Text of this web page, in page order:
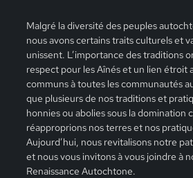
Malgré la diversité des peuples
nous avons certains traits culturels et
unissent. L’importance des traditions
respect pour les Aînés et un lien étroit
communs à toutes les communautés
que plusieurs de nos traditions et
honnies ou abolies sous la domination
réapproprions nos terres et nos
Aujourd’hui, nous revitalisons notre
et nous vous invitons à vous joindre à
Renaissance Autochtone.